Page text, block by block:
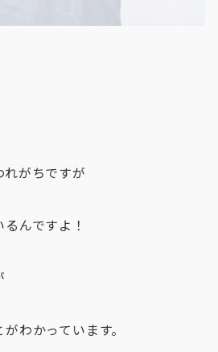
がちですが
んですよ！
わかっています。